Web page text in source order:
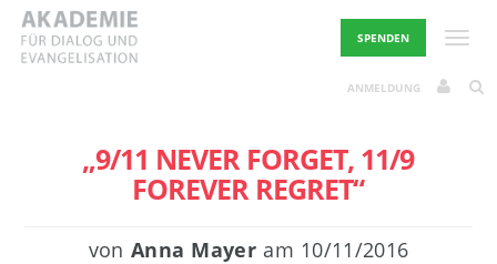
Skip
content
SPENDEN
ANMELDUNG
„9/11 NEVER FORGET, 11/9
FOREVER REGRET“
von Anna Mayeram 10/11/2016